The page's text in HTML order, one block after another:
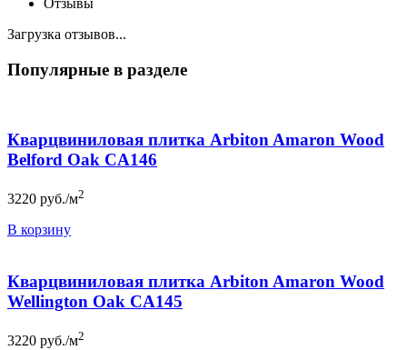
Отзывы
Загрузка отзывов...
Популярные в разделе
Кварцвиниловая плитка Arbiton Amaron Wood
Belford Oak CA146
3220 руб./м2
В корзину
Кварцвиниловая плитка Arbiton Amaron Wood
Wellington Oak CA145
3220 руб./м2